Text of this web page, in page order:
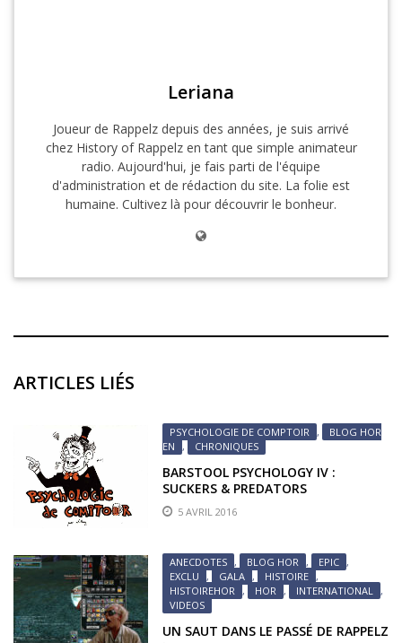
Leriana
Joueur de Rappelz depuis des années, je suis arrivé
chez History of Rappelz en tant que simple animateur
radio. Aujourd'hui, je fais parti de l'équipe
d'administration et de rédaction du site. La folie est
humaine. Cultivez là pour découvrir le bonheur.
ARTICLES LIÉS
PSYCHOLOGIE DE COMPTOIR ,
BLOG HOR
EN , CHRONIQUES
BARSTOOL PSYCHOLOGY IV :
SUCKERS & PREDATORS
5 AVRIL 2016
ANECDOTES , BLOG HOR , EPIC ,
EXCLU
, GALA , HISTOIRE ,
HISTOIREHOR
, HOR , INTERNATIONAL
,
VIDEOS
UN SAUT DANS LE PASSÉ DE RAPPELZ